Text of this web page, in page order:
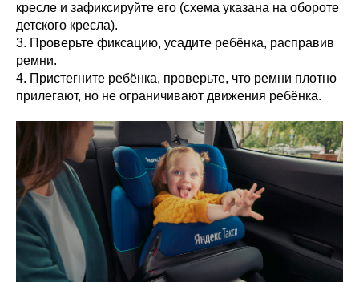
кресле и зафиксируйте его (схема указана на обороте
детского кресла).
3. Проверьте фиксацию, усадите ребёнка, расправив
ремни.
4. Пристегните ребёнка, проверьте, что ремни плотно
прилегают, но не ограничивают движения ребёнка.